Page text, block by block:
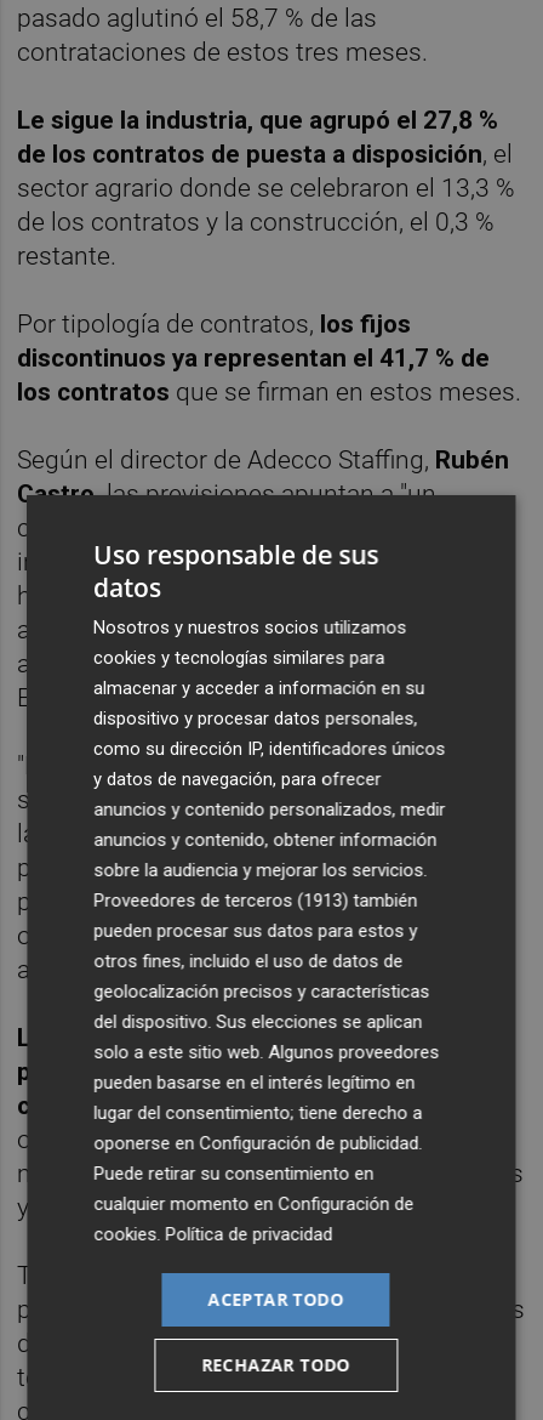
pasado aglutinó el 58,7 % de las
contrataciones de estos tres meses.
Le sigue la industria, que agrupó el 27,8 %
de los contratos de puesta a disposición, el
sector agrario donde se celebraron el 13,3 %
de los contratos y la construcción, el 0,3 %
restante.
Por tipología de contratos, los fijos
discontinuos ya representan el 41,7 % de
los contratos que se firman en estos meses.
Según el director de Adecco Staffing, Rubén
Castro,las previsiones apuntan a "un
contexto favorable para la contratación,
impulsado por la fortaleza del turismo, la
hostelería, la logística, el comercio y la
alimentación, sectores que continúan
actuando como motores del empleo en
España".
"Nuestra experiencia nos permite además
señalar una anticipación cada vez mayor de
las campañas de refuerzo de plantilla por
parte de las empresas, especialmente en
perfiles vinculados a la atención al cliente, la
operativa logística y los servicios turísticos",
añade Castro.
Los perfiles más demandados en este
periodo serán camareros, personal de
cocina y personal de pisos o limpieza;
operarios de producción e industriales,
mozos de almacén, preparadores de pedidos
y carretilleros.
También repartidores, dependientes y
perfiles de atención al cliente; manipuladores
de alimentos, peones agrícolas y perfiles
técnicos especializados, como soldadores y
caldereros.
Uso responsable de sus
datos
Nosotros y nuestros socios utilizamos
cookies y tecnologías similares para
almacenar y acceder a información en su
dispositivo y procesar datos personales,
como su dirección IP, identificadores únicos
y datos de navegación, para ofrecer
anuncios y contenido personalizados, medir
anuncios y contenido, obtener información
sobre la audiencia y mejorar los servicios.
Proveedores de terceros (1913) también
pueden procesar sus datos para estos y
otros fines, incluido el uso de datos de
geolocalización precisos y características
del dispositivo. Sus elecciones se aplican
solo a este sitio web. Algunos proveedores
pueden basarse en el interés legítimo en
lugar del consentimiento; tiene derecho a
oponerse enConfiguración de publicidad.
Puede retirar su consentimiento en
cualquier momento enConfiguración de
cookies.Política de privacidad
ACEPTAR TODO
RECHAZAR TODO